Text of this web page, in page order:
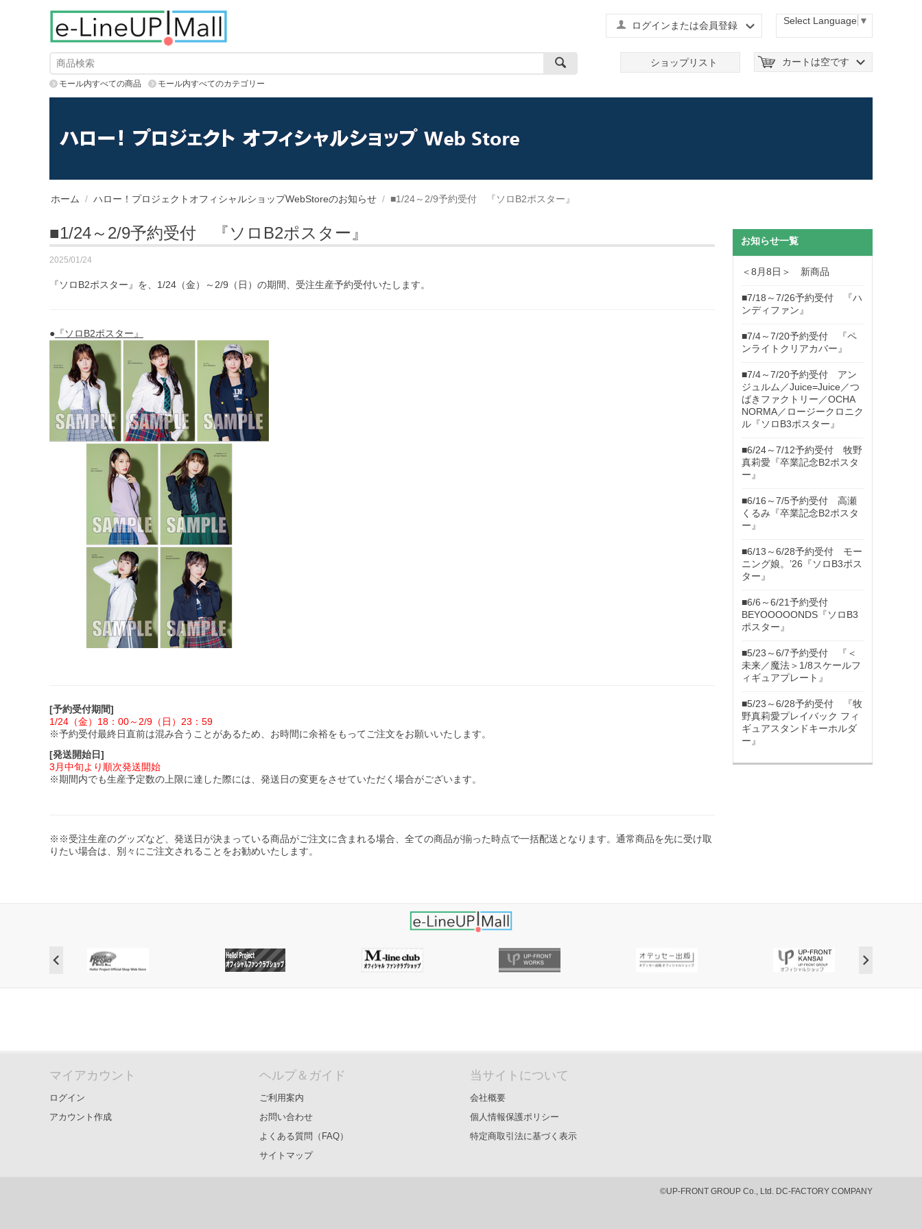
Select Language ▼
ログインまたは会員登録
カートは空です
ショップリスト
モール内すべての商品 モール内すべてのカテゴリー
ホーム / ハロー！プロジェクトオフィシャルショップWebStoreのお知らせ / ■1/24～2/9予約受付 『ソロB2ポスター』
■1/24～2/9予約受付 『ソロB2ポスター』
2025/01/24
『ソロB2ポスター』を、1/24（金）～2/9（日）の期間、受注生産予約受付いたします。
● 『ソロB2ポスター』
[予約受付期間]
1/24（金）18：00～2/9（日）23：59
※予約受付最終日直前は混み合うことがあるため、お時間に余裕をもってご注文をお願いいたします。
[発送開始日]
3月中旬より順次発送開始
※期間内でも生産予定数の上限に達した際には、発送日の変更をさせていただく場合がございます。
※​※受注生産のグッズなど、発送日が決まっている商品がご注文に含まれる場合、全ての商品が揃った時点で一括配送となります。通常商品を先に受け取
りたい場合は、別々にご注文されることをお勧めいたします。
お知らせ一覧
＜8月8日＞ 新商品
■7/18～7/26予約受付 『ハ
ンディファン』
■7/4～7/20予約受付 『ペ
ンライトクリアカバー』
■7/4～7/20予約受付 アン
ジュルム／Juice=Juice／つ
ばきファクトリー／OCHA
NORMA／ロージークロニク
ル『ソロB3ポスター』
■6/24～7/12予約受付 牧野
真莉愛『卒業記念B2ポスタ
ー』
■6/16～7/5予約受付 高瀬
くるみ『卒業記念B2ポスタ
ー』
■6/13～6/28予約受付 モー
ニング娘。’26『ソロB3ポス
ター』
■6/6～6/21予約受付
BEYOOOOONDS『ソロB3
ポスター』
■5/23～6/7予約受付 『＜
未来／魔法＞1/8スケールフ
ィギュアプレート』
■5/23～6/28予約受付 『牧
野真莉愛プレイバック フィ
ギュアスタンドキーホルダ
ー』
マイアカウント
ログイン
アカウント作成
ヘルプ＆ガイド
ご利用案内
お問い合わせ
よくある質問（FAQ）
サイトマップ
当サイトについて
会社概要
個人情報保護ポリシー
特定商取引法に基づく表示
©UP-FRONT GROUP Co., Ltd. DC-FACTORY COMPANY